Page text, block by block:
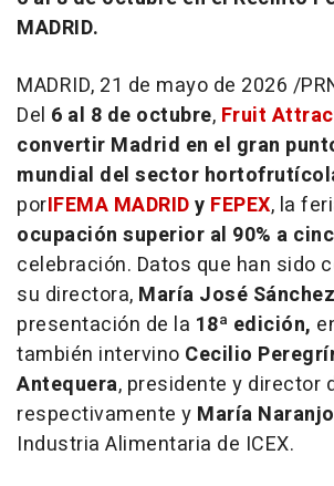
MADRID.
MADRID, 21 de mayo de 2026 /
Del 6 al 8 de octubre, Fruit
convertir Madrid en el gran
mundial del sector
porIFEMA MADRIDy FEPEX, la
ocupación superior al 90% a
celebración. Datos que han sido
su directora, María José Sánchez
presentación de la 18ª edición,
también intervino Cecilio
Antequera, presidente y director
respectivamente y María Naranjo
Industria Alimentaria de ICEX.